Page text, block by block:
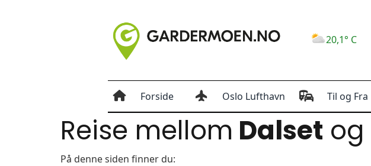
20,1° C
Forside Oslo Lufthavn Til og Fra
Reise mellom Dalset og
På denne siden finner du: